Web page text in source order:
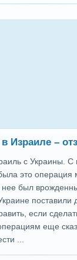
Израиле –
с Украины. С
это операция
нее был
поставили
если
еще
...